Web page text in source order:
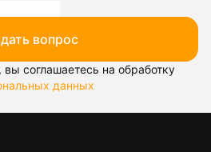
вопрос
соглашаетесь на обработку
данных